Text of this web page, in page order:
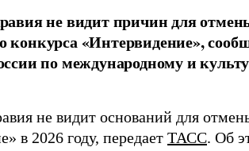
не видит причин для
конкурса «Интервидение»,
по международному и
не видит оснований для
в 2026 году, передает ТАСС. Об